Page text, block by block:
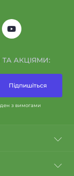
АКЦІЯМИ:
Підпишіться
з вимогами